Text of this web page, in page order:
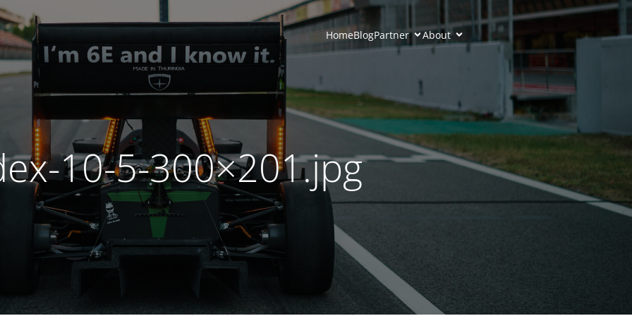
HomeBlogPartner About
10-5-300×201.jpg